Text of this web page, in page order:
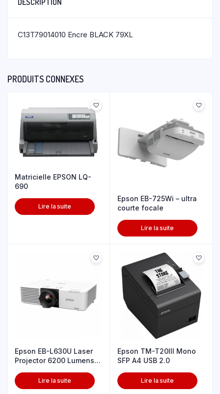
DESCRIPTION
C13T79014010 Encre BLACK 79XL
PRODUITS CONNEXES
Matricielle EPSON LQ-
690
Lire la suite
Epson EB-725Wi – ultra
courte focale
Lire la suite
Epson EB-L630U Laser
Projector 6200 Lumens
Lire la suite
Epson TM-T20III Mono
SFP A4 USB 2.0
Lire la suite